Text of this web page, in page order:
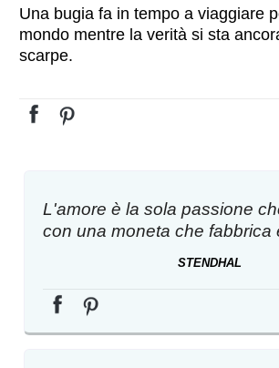
Una bugia fa in tempo a viaggiare
mondo mentre la verità si sta
scarpe.
L'amore è la sola passione
con una moneta che fabbrica
STENDHAL